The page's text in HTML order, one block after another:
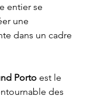
entier se
une
dans un cadre
Porto est le
des